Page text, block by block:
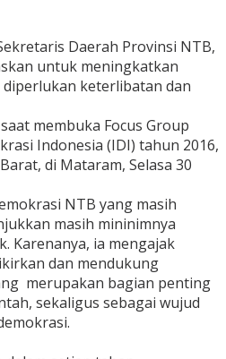
Daerah Provinsi NTB,
untuk meningkatkan
keterlibatan dan
membuka Focus Group
Indonesia (IDI) tahun 2016,
di Mataram, Selasa 30
NTB yang masih
masih mininimnya
Karenanya, ia mengajak
dan mendukung
merupakan bagian penting
sekaligus sebagai wujud